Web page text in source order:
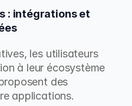
: intégrations et
les utilisateurs
à leur écosystème
des
applications.